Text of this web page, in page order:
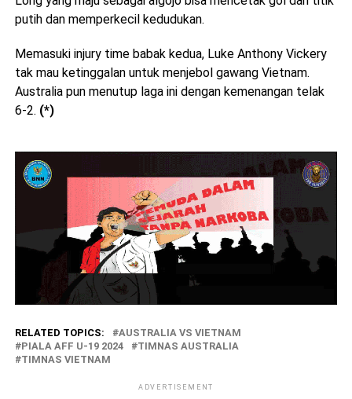
putih dan memperkecil kedudukan.
Memasuki injury time babak kedua, Luke Anthony Vickery
tak mau ketinggalan untuk menjebol gawang Vietnam.
Australia pun menutup laga ini dengan kemenangan telak
6-2. (*)
RELATED TOPICS:
AUSTRALIA VS VIETNAM
PIALA AFF U-19 2024
TIMNAS AUSTRALIA
TIMNAS VIETNAM
ADVERTISEMENT